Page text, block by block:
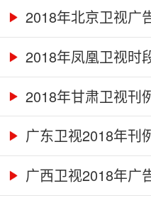
2018年北京卫视广
2018年凤凰卫视时
2018年甘肃卫视刊
广东卫视2018年刊
广西卫视2018年广